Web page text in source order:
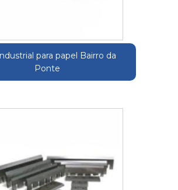
para papel Bairro da
Ponte